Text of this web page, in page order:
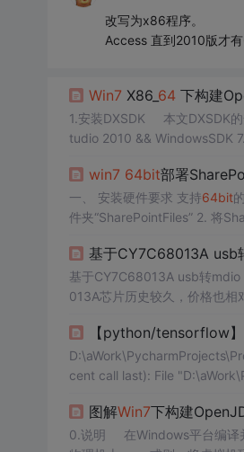
改写为x86程序。
Access 直到2010版才
Win7 X86_ 64 下构建
1.安装DXSDK 本文DXSDK
tudio 2010 && WindowsSDK
win7 64bit部署
一、 安装硬件要求 支持64bit
件夹“SharePointFiles” 2. 将
基于CY7C68013A usb
基于CY7C68013A usb转mdio
013A芯片历史较久，价格也相对偏高但USB通信设计
【python/tensorflow
cent call last): File
图解Win7下构建
0.说明 在Windows平台编译